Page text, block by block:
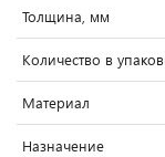
Толщина, мм
Количество в
Материал
Назначение